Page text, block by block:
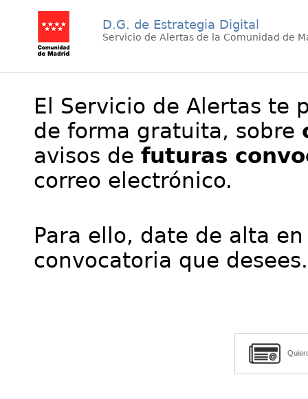
D.G. de Estrategia Digital
Servicio de Alertas de la Comunidad de
El Servicio de Alertas te
de forma gratuita, sobre
avisos de futuras
correo electrónico.
Para ello, date de alta
convocatoria que desees.